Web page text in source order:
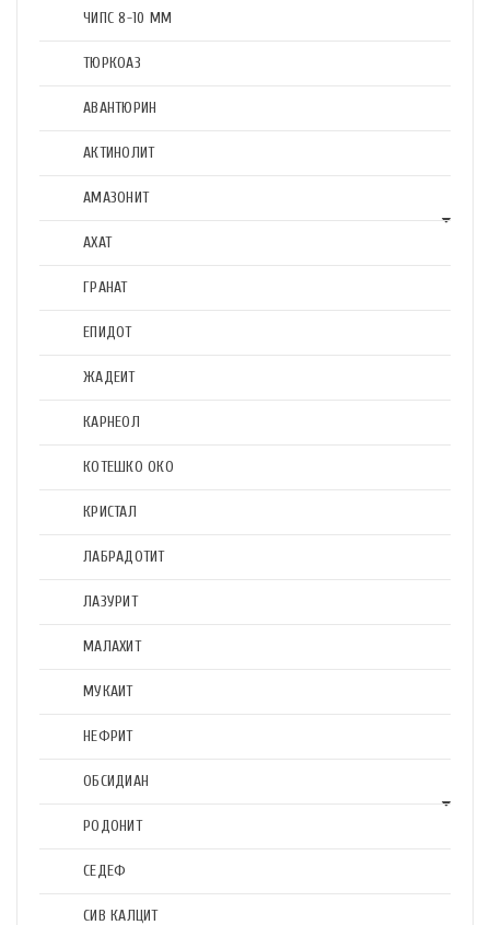
ЧИПС 8-10 ММ
ТЮРКОАЗ
АВАНТЮРИН
АКТИНОЛИТ
АМАЗОНИТ
АХАТ
ГРАНАТ
ЕПИДОТ
ЖАДЕИТ
КАРНЕОЛ
КОТЕШКО ОКО
КРИСТАЛ
ЛАБРАДОТИТ
ЛАЗУРИТ
МАЛАХИТ
МУКАИТ
НЕФРИТ
ОБСИДИАН
РОДОНИТ
СЕДЕФ
СИВ КАЛЦИТ